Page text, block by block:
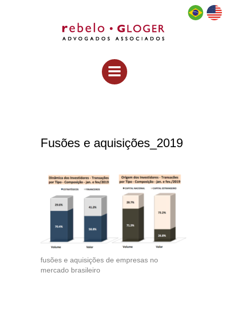
Fusões e aquisições_2019
fusões e aquisições de empresas no
mercado brasileiro